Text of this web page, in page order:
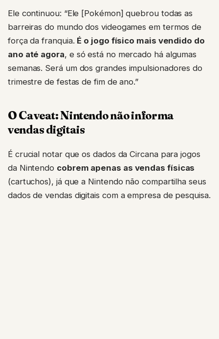
Ele continuou: “Ele [Pokémon] quebrou todas as
barreiras do mundo dos videogames em termos de
força da franquia. É o jogo físico mais vendido do
ano até agora, e só está no mercado há algumas
semanas. Será um dos grandes impulsionadores do
trimestre de festas de fim de ano.”
O Caveat: Nintendo não informa
vendas digitais
É crucial notar que os dados da Circana para jogos
da Nintendo cobrem apenas as vendas físicas
(cartuchos), já que a Nintendo não compartilha seus
dados de vendas digitais com a empresa de pesquisa.